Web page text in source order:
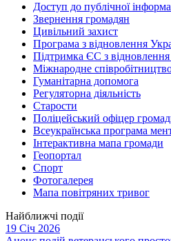
Доступ до публічної
Звернення громадян
Цивільний захист
Програма з відновлення
Підтримка ЄС з
Міжнародне
Гуманітарна допомога
Регуляторна діяльність
Старости
Поліцейський офіцер
Всеукраїнська програма
Інтерактивна мапа громади
Геопортал
Спорт
Фотогалерея
Мапа повітряних тривог
Найближчі події
19 Січ 2026